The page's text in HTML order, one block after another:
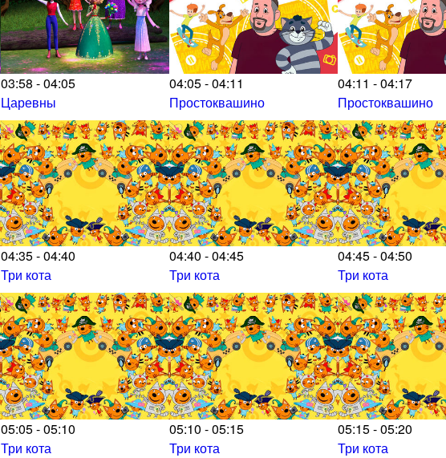
03:58 - 04:05
Царевны
04:05 - 04:11
Простоквашино
04:11 - 04:17
Простоквашино
04:35 - 04:40
Три кота
04:40 - 04:45
Три кота
04:45 - 04:50
Три кота
05:05 - 05:10
Три кота
05:10 - 05:15
Три кота
05:15 - 05:20
Три кота